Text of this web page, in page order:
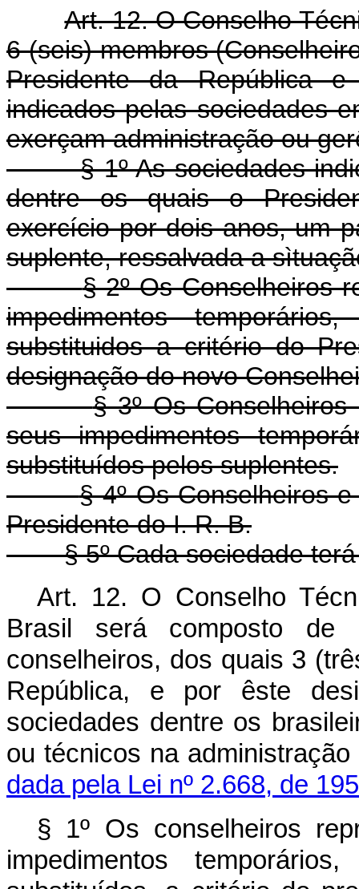
Art. 12. O Conselho
6 (seis) membros
Presidente da República
indicados pelas sociedades
exerçam administração ou
§ 1º As sociedades
dentre os quais o
exercício por dois anos, um
suplente, ressalvada a
§ 2º Os Conselheiros
impedimentos
substituidos a critério do
designação do novo
§ 3º Os
seus impedimentos
substituídos pelos suplentes.
§ 4º Os Conselheiros
Presidente do I. R. B.
§ 5º Cada sociedade
Art. 12. O Conselho
Brasil será composto de
conselheiros, dos quais 3
República, e por êste
sociedades dentre os
ou técnicos na
dada pela Lei nº 2.668, de
§ 1º Os conselheiros
impedimentos